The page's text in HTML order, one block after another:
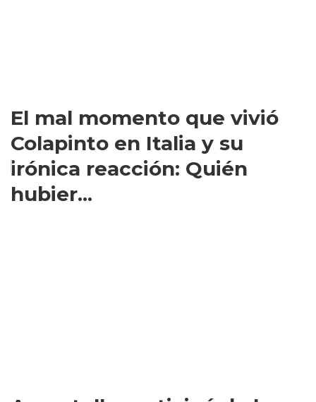
El mal momento que vivió
Colapinto en Italia y su
irónica reacción: Quién
hubier...